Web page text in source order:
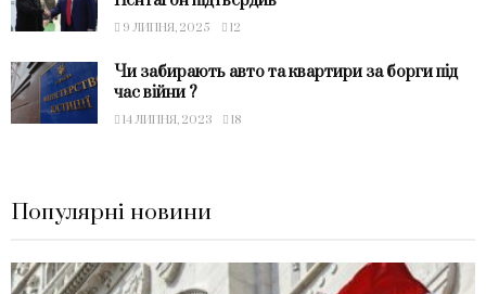
9 ЛИПНЯ, 2025 12
Чи забирають авто та квартири за борги під
час війни ?
14 ЛИПНЯ, 2023 18
Популярні новини